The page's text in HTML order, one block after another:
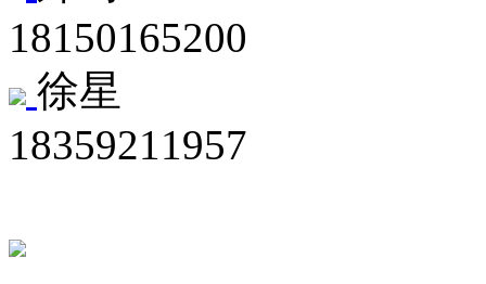
18150165200
徐星
18359211957